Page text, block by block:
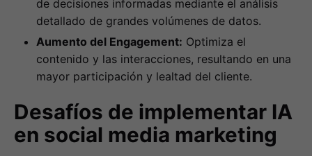
de decisiones informadas mediante el análisis
detallado de grandes volúmenes de datos.
Aumento del Engagement: Optimiza el
contenido y las interacciones, resultando en una
mayor participación y lealtad del cliente.
Desafíos de implementar IA
en social media marketing